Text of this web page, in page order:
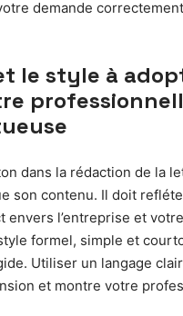
demande
le style à
dans la rédaction de la
son contenu. Il doit
envers l’entreprise et
formel, simple et
Utiliser un langage
et montre votre